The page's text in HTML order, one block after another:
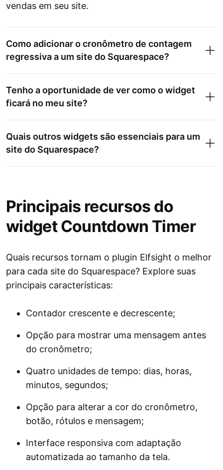
vendas em seu site.
Como adicionar o cronômetro de contagem
regressiva a um site do Squarespace?
Tenho a oportunidade de ver como o widget
ficará no meu site?
Quais outros widgets são essenciais para um
site do Squarespace?
Principais recursos do
widget Countdown Timer
Quais recursos tornam o plugin Elfsight o melhor
para cada site do Squarespace? Explore suas
principais características:
Contador crescente e decrescente;
Opção para mostrar uma mensagem antes
do cronômetro;
Quatro unidades de tempo: dias, horas,
minutos, segundos;
Opção para alterar a cor do cronômetro,
botão, rótulos e mensagem;
Interface responsiva com adaptação
automatizada ao tamanho da tela.